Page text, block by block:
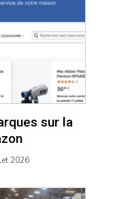
sur la
2026